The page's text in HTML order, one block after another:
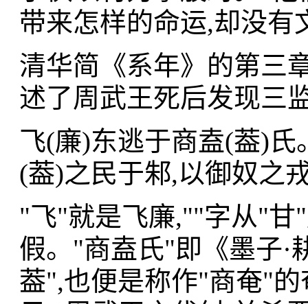
带来怎样的命运,却没有
清华简《系年》的第三
述了周武王死后发现三
飞(廉)东逃于商盍(葢)
(葢)之民于邾,以御奴之
"飞"就是飞廉,""字从"甘
假。"商盍氏"即《墨子·
葢",也便是称作"商奄"